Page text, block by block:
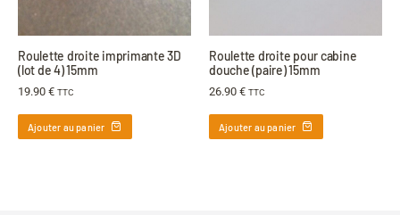
Roulette droite imprimante 3D
(lot de 4) 15mm
19.90 € TTC
Ajouter au panier
Roulette droite pour cabine
douche (paire) 15mm
26.90 € TTC
Ajouter au panier